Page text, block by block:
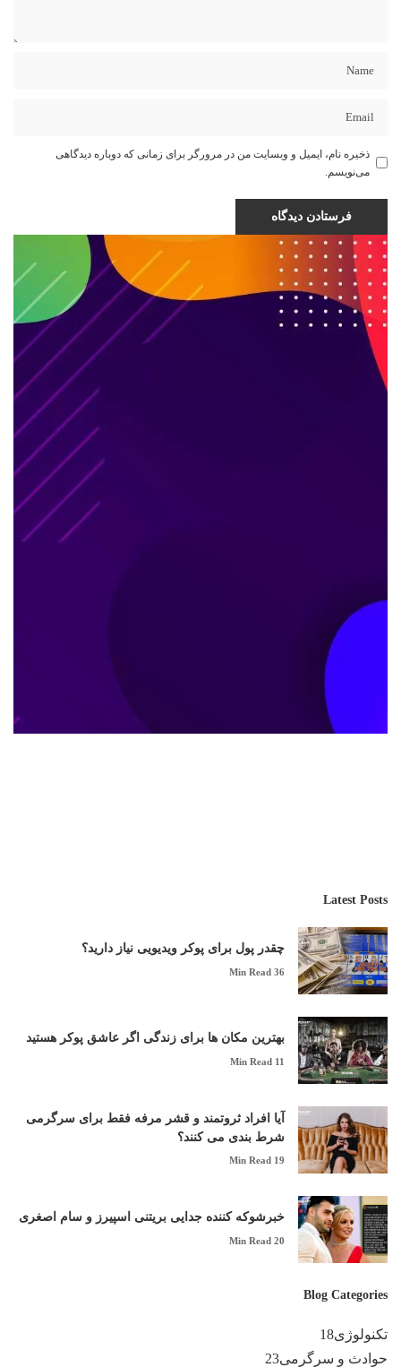
ذخیره نام، ایمیل و وبسایت من در مرورگر برای زمانی که دوباره دیدگاهی
می‌نویسم.
Latest Posts
چقدر پول برای پوکر ویدیویی نیاز دارید؟
36 Min Read
بهترین مکان ها برای زندگی اگر عاشق پوکر هستید
11 Min Read
‎آیا افراد ثروتمند و قشر مرفه فقط برای سرگرمی
شرط‌ بندی می کنند؟
19 Min Read
خبرشوکه کننده جدایی بریتنی اسپیرز و سام اصغری
20 Min Read
Blog Categories
تکنولوژی18
حوادث و سرگرمی23